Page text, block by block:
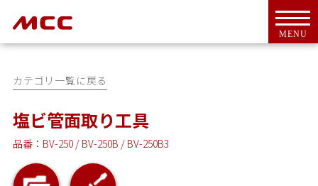
MENU
カテゴリ一覧に戻る
塩ビ管面取り工具
品番：BV-250 / BV-250B / BV-250B3
トップ